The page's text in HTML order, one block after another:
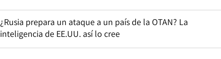
¿Rusia prepara un ataque a un país de la OTAN? La
inteligencia de EE.UU. así lo cree